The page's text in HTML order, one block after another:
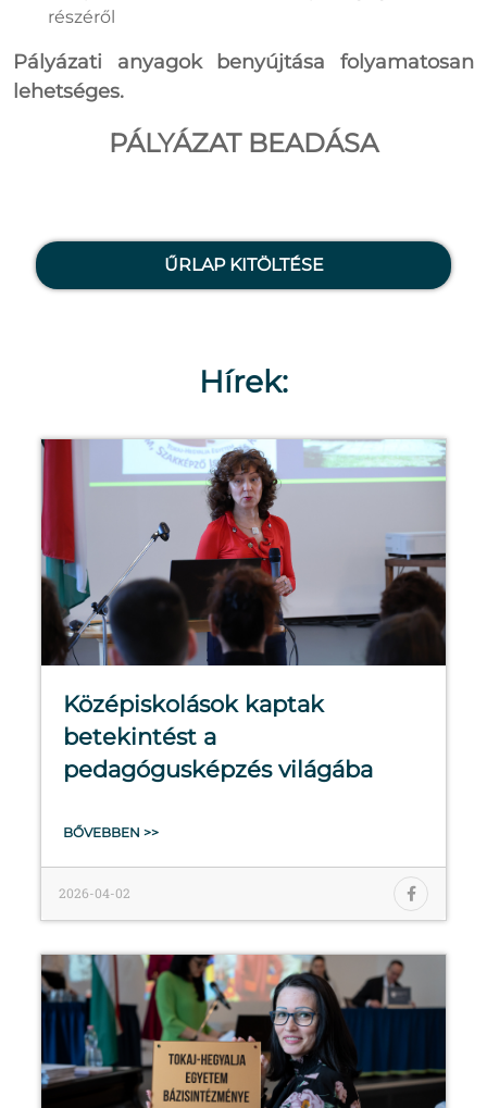
részéről
Pályázati anyagok benyújtása folyamatosan
lehetséges.
PÁLYÁZAT BEADÁSA
ŰRLAP KITÖLTÉSE
Hírek:
Középiskolások kaptak
betekintést a
pedagógusképzés világába
BŐVEBBEN >>
2026-04-02